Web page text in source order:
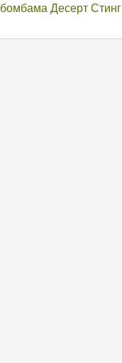
бомбама Десерт Стинг